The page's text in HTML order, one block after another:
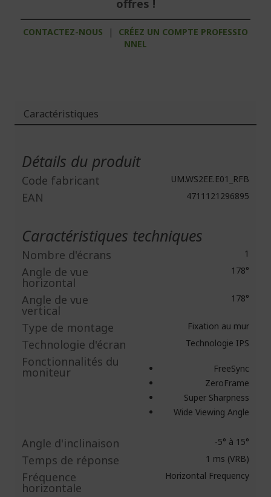
offres !
CONTACTEZ-NOUS |
CRÉEZ UN COMPTE PROFESSIO
NNEL
Caractéristiques
Détails du produit
Code fabricant UM.WS2EE.E01_RFB
EAN 4711121296895
Caractéristiques techniques
Nombre d'écrans 1
Angle de vue
horizontal
178°
Angle de vue
vertical
178°
Type de montage Fixation au mur
Technologie d'écran Technologie IPS
Fonctionnalités du
moniteur
FreeSync
ZeroFrame
Super Sharpness
Wide Viewing Angle
Angle d'inclinaison -5° à 15°
Temps de réponse 1 ms (VRB)
Fréquence
horizontale
Horizontal Frequency